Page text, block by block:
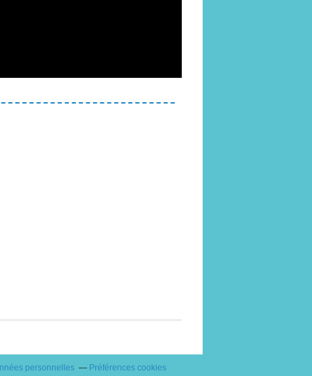
personnelles Préférences cookies